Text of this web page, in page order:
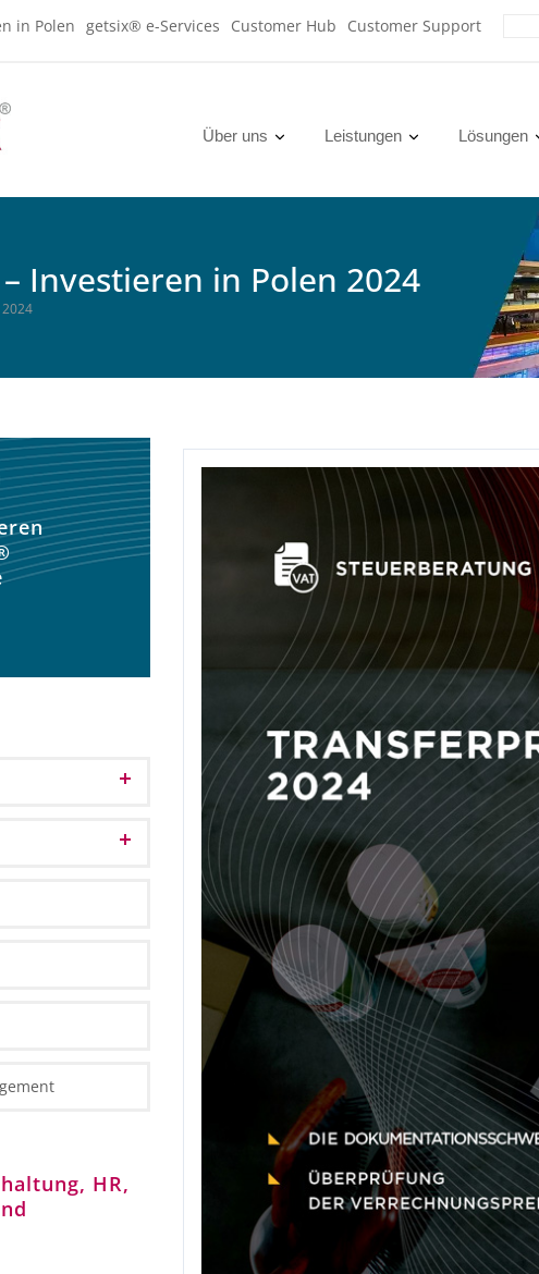
in Polen getsix® e-Services Customer Hub Customer Support
Über uns Leistungen Lösungen
Investieren in Polen 2024
HR,